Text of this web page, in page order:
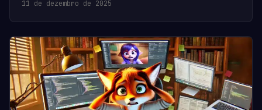
11 de dezembro de 2025